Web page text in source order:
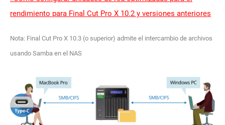
rendimiento para Final Cut Pro X 10.2 y versiones anteriores
Nota: Final Cut Pro X 10.3 (o superior) admite el intercambio de archivos
usando Samba en el NAS